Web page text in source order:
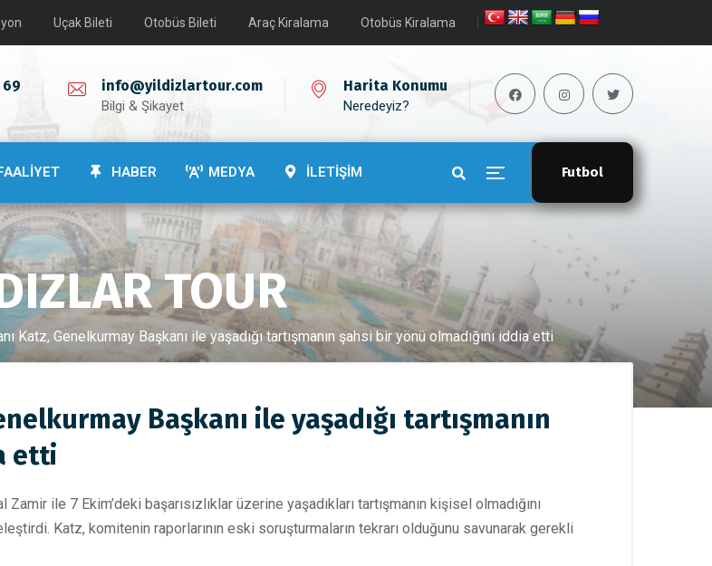
Uçak Bileti Otobüs Bileti Araç Kiralama Otobüs Kiralama
69 info@yildizlartour.com
Bilgi & Şikayet
Harita Konumu
Neredeyiz?
Futbol
HABER MEDYA İLETİŞİM
TOUR
Katz, Genelkurmay Başkanı ile yaşadığı tartışmanın şahsi bir yönü olmadığını iddia etti
Başkanı ile yaşadığı tartışmanın
etti
ile 7 Ekim’deki başarısızlıklar üzerine yaşadıkları tartışmanın kişisel olmadığını
Katz, komitenin raporlarının eski soruşturmaların tekrarı olduğunu savunarak gerekli